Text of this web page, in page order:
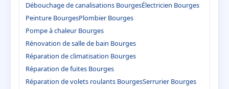
Débouchage de canalisations BourgesÉlectricien Bourges
Peinture BourgesPlombier Bourges
Pompe à chaleur Bourges
Rénovation de salle de bain Bourges
Réparation de climatisation Bourges
Réparation de fuites Bourges
Réparation de volets roulants BourgesSerrurier Bourges